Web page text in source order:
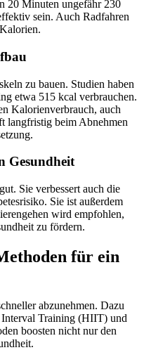
20 Minuten ungefähr 230
sein. Auch Radfahren
zu bauen. Studien haben
etwa 515 kcal verbrauchen.
Kalorienverbrauch, auch
langfristig beim Abnehmen
Gesundheit
Sie verbessert auch die
Sie ist außerdem
wird empfohlen,
zu fördern.
für ein
abzunehmen. Dazu
Training (HIIT) und
boosten nicht nur den